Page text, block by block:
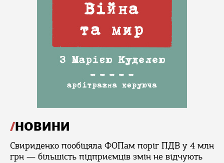
НОВИНИ
Свириденко пообіцяла ФОПам поріг ПДВ у 4 млн
грн — більшість підприємців змін не відчують